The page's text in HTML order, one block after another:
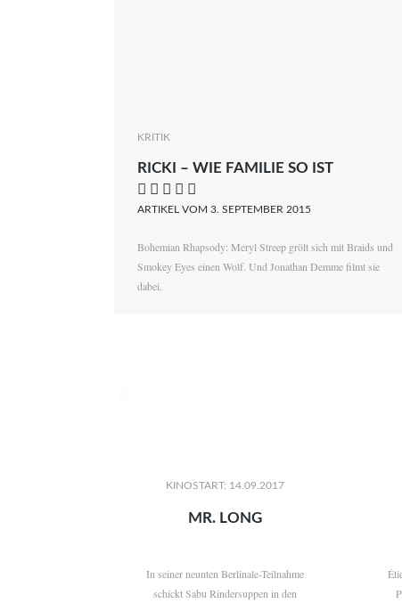
KRITIK
RICKI – WIE FAMILIE SO IST
    
ARTIKEL VOM 3. SEPTEMBER 2015
Bohemian Rhapsody: Meryl Streep grölt sich mit Braids und
Smokey Eyes einen Wolf. Und Jonathan Demme filmt sie
dabei.
KINOSTART: 14.09.2017
MR. LONG
In seiner neunten Berlinale-Teilnahme
schickt Sabu Rindersuppen in den